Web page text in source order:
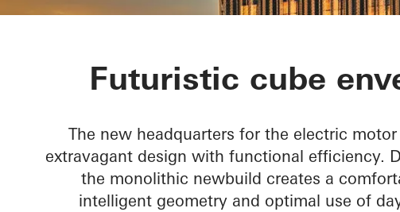
Bonfiglioli
Futuristic cube
The new headquarters for the electric
extravagant design with functional efficiency.
the monolithic newbuild creates a
intelligent geometry and optimal use of